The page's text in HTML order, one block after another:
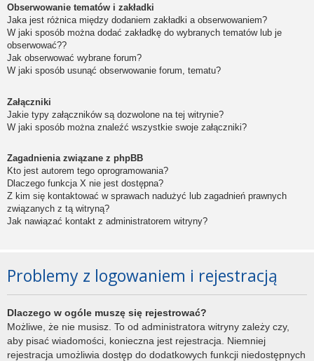
Obserwowanie tematów i zakładki
Jaka jest różnica między dodaniem zakładki a obserwowaniem?
W jaki sposób można dodać zakładkę do wybranych tematów lub je
obserwować??
Jak obserwować wybrane forum?
W jaki sposób usunąć obserwowanie forum, tematu?
Załączniki
Jakie typy załączników są dozwolone na tej witrynie?
W jaki sposób można znaleźć wszystkie swoje załączniki?
Zagadnienia związane z phpBB
Kto jest autorem tego oprogramowania?
Dlaczego funkcja X nie jest dostępna?
Z kim się kontaktować w sprawach nadużyć lub zagadnień prawnych
związanych z tą witryną?
Jak nawiązać kontakt z administratorem witryny?
Problemy z logowaniem i rejestracją
Dlaczego w ogóle muszę się rejestrować?
Możliwe, że nie musisz. To od administratora witryny zależy czy,
aby pisać wiadomości, konieczna jest rejestracja. Niemniej
rejestracja umożliwia dostęp do dodatkowych funkcji niedostępnych